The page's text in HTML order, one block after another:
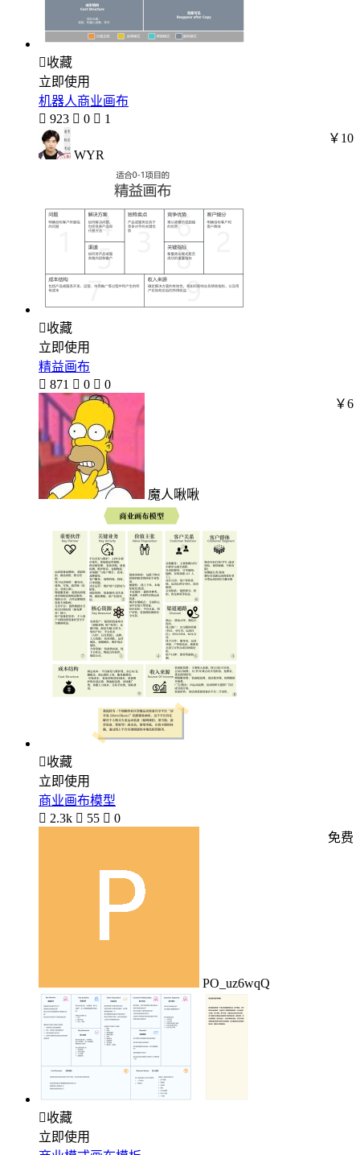
收藏
立即使用
机器人商业画布
 923  0  1
WYR
￥10
收藏
立即使用
精益画布
 871  0  0
魔人啾啾
￥6
收藏
立即使用
商业画布模型
 2.3k  55  0
PO_uz6wqQ
免费
收藏
立即使用